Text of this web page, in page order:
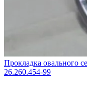
Прокладка овального
26.260.454-99